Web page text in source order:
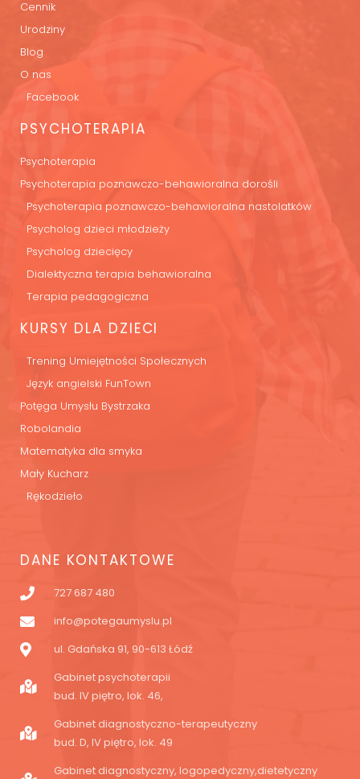
Cennik
Urodziny
Blog
O nas
Facebook
PSYCHOTERAPIA
Psychoterapia
Psychoterapia poznawczo-behawioralna dorośli
Psychoterapia poznawczo-behawioralna nastolatków
Psycholog dzieci młodzieży
Psycholog dziecięcy
Dialektyczna terapia behawioralna
Terapia pedagogiczna
KURSY DLA DZIECI
Trening Umiejętności Społecznych
Język angielski FunTown
Potęga Umysłu Bystrzaka
Robolandia
Matematyka dla smyka
Mały Kucharz
Rękodzieło
DANE KONTAKTOWE
727 687 480
info@potegaumyslu.pl
ul. Gdańska 91, 90-613 Łódź
Gabinet psychoterapii
bud. IV piętro, lok. 46,
Gabinet diagnostyczno-terapeutyczny
bud. D, IV piętro, lok. 49
Gabinet diagnostyczny, logopedyczny,dietetyczny